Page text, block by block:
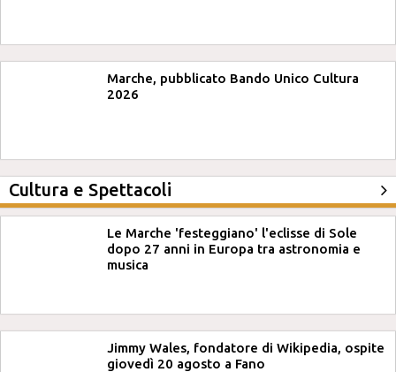
Marche, pubblicato Bando Unico Cultura
2026
Cultura e Spettacoli
Le Marche 'festeggiano' l'eclisse di Sole
dopo 27 anni in Europa tra astronomia e
musica
Jimmy Wales, fondatore di Wikipedia, ospite
giovedì 20 agosto a Fano